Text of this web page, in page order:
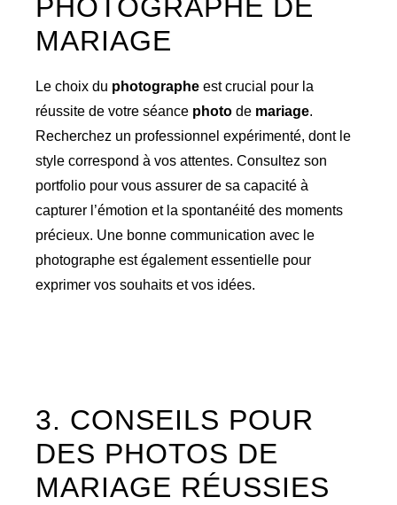
PHOTOGRAPHE DE
MARIAGE
Le choix du photographe est crucial pour la
réussite de votre séance photo de mariage.
Recherchez un professionnel expérimenté, dont le
style correspond à vos attentes. Consultez son
portfolio pour vous assurer de sa capacité à
capturer l’émotion et la spontanéité des moments
précieux. Une bonne communication avec le
photographe est également essentielle pour
exprimer vos souhaits et vos idées.
3. CONSEILS POUR
DES PHOTOS DE
MARIAGE RÉUSSIES